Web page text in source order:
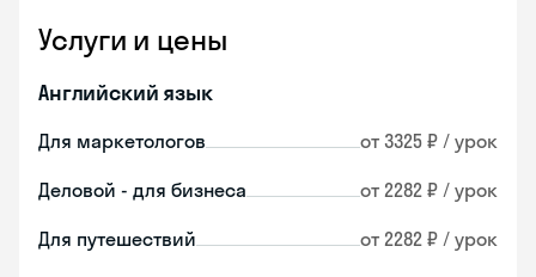
Услуги и цены
Английский язык
Для маркетологов от 3325 ₽ / урок
Деловой - для бизнеса от 2282 ₽ / урок
Для путешествий от 2282 ₽ / урок